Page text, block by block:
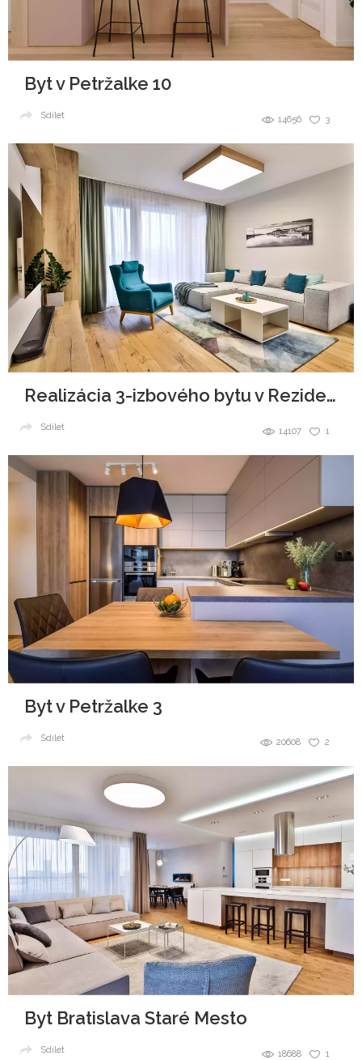
Byt v Petržalke 10
3
14656
Sdílet
Realizácia 3-izbového bytu v Rezidencie Pri mýte
1
14107
Sdílet
Byt v Petržalke 3
2
20608
Sdílet
Byt Bratislava Staré Mesto
1
18688
Sdílet